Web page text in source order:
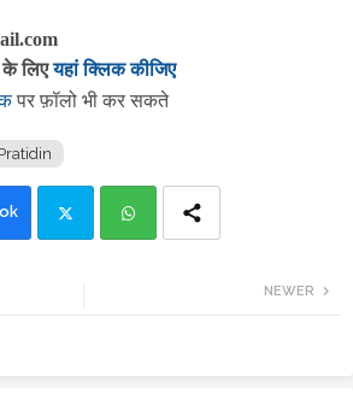
के लिएयहां क्लिक कीजिए
पर फ़ॉलो भी कर सकते
NEWER